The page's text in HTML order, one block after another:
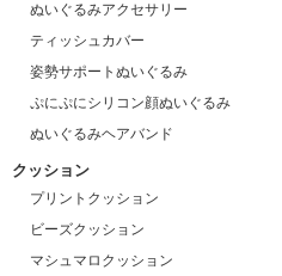
ぬいぐるみアクセサリー
ティッシュカバー
姿勢サポートぬいぐるみ
ぷにぷにシリコン顔ぬいぐるみ
ぬいぐるみヘアバンド
クッション
プリントクッション
ビーズクッション
マシュマロクッション